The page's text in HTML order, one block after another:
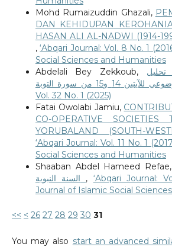
Mohd Rumaizuddin Ghazali,
DAN KEHIDUPAN
HASAN ALI AL-NADWI (1914-
,‘Abqari Journal: Vol. 8 No. 1
Social Sciences and Humanities
Abdelali Bey Zekkoub, تحليل
Vol. 32 No. 1 (2025)
Fatai Owolabi Jamiu,
CO-OPERATIVE
YORUBALAND (SOUTH-
‘Abqari Journal: Vol. 11 No. 1
Social Sciences and Humanities
Shaaban Abdel Hameed Refae,
, ‘Abqari Journal:
Journal of Islamic Social
<< < 26 27 28 29 30 31
You may also start an advanced